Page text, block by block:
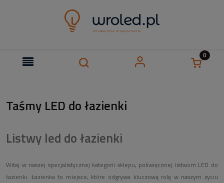
Taśmy LED do łazienki
Listwy led do łazienki
Witaj w naszej specjalistycznej kategorii sklepu, poświęconej listwom LED do
łazienki. Łazienka to miejsce, które odgrywa kluczową rolę w naszym życiu